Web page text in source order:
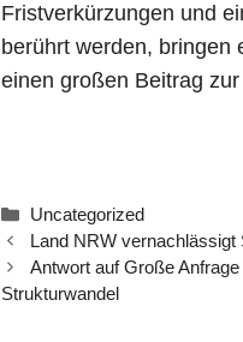
Fristverkürzungen und
berührt werden, bringen
einen großen Beitrag
Kategorien
Uncategorized
Land NRW vernachlässigt
Antwort auf Große
Strukturwandel